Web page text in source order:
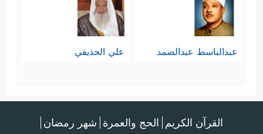
عبدالباسط عبدالصمد علي الحذيفي
القرآن الكريم الحج والعمرة شهر رمضان